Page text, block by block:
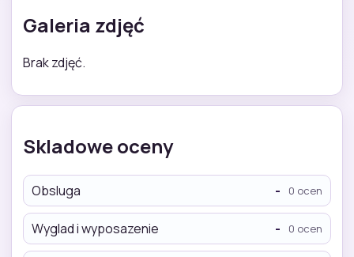
Galeria zdjęć
Brak zdjęć.
Skladowe oceny
Obsluga - 0 ocen
Wyglad i wyposazenie - 0 ocen